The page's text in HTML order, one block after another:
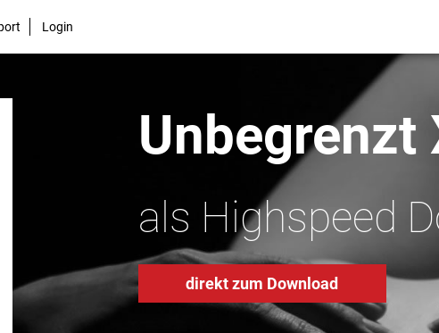
Login
Unbegrenzt
als Highspeed
direkt zum Download